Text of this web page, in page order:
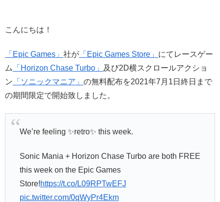
こんにちは！
「Epic Games」 社が 「Epic Games Store」 にてレースゲー
ム
「Horizon Chase Turbo」
及び2D横スクロールアクショ
ン 「ソニックマニア」 の無料配布を2021年7月1日終日まで
の期間限定で開始致しました。
We’re feeling ✨retro✨ this week.
Sonic Mania + Horizon Chase Turbo are both FREE
this week on the Epic Games
Store!https://t.co/L09RPTwEFJ
pic.twitter.com/0qWyPr4Ekm